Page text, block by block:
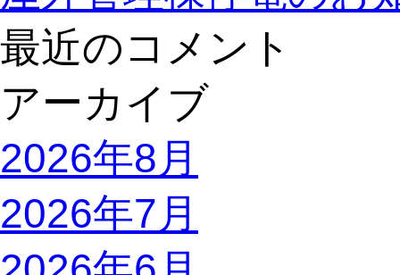
最近のコメント
アーカイブ
2026年8月
2026年7月